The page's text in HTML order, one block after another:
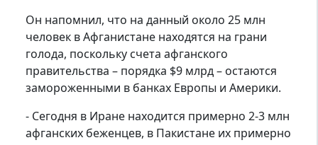
Он напомнил, что на данный около 25 млн
человек в Афганистане находятся на грани
голода, поскольку счета афганского
правительства – порядка $9 млрд – остаются
замороженными в банках Европы и Америки.
- Сегодня в Иране находится примерно 2-3 млн
афганских беженцев, в Пакистане их примерно